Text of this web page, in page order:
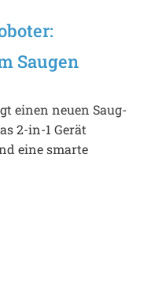
Saugen
einen neuen Saug-
2-in-1 Gerät
eine smarte